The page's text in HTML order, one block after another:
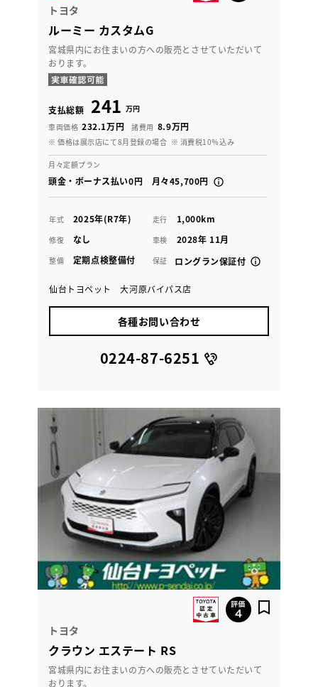
トヨタ
ルーミー カスタムG
宮城県内にお住まいの方への販売とさせていただいて
おります。
支払総額 241 万円
車両価格 232.1万円 諸費用 8.9万円
※ 価格は展示店にて8月登録の場合 ※ 消費税10％込み
月々定額プラン
頭金・ボーナス払い0円 月々45,700円
年式 2025年(R7年) 走行 1,000km
修復 なし 車検 2028年 11月
整備 定期点検整備付 保証 ロングラン保証付
仙台トヨペット 大河原バイパス店
各種お問い合わせ
0224-87-6251
トヨタ
クラウン エステート RS
宮城県内にお住まいの方への販売とさせていただいて
おります。